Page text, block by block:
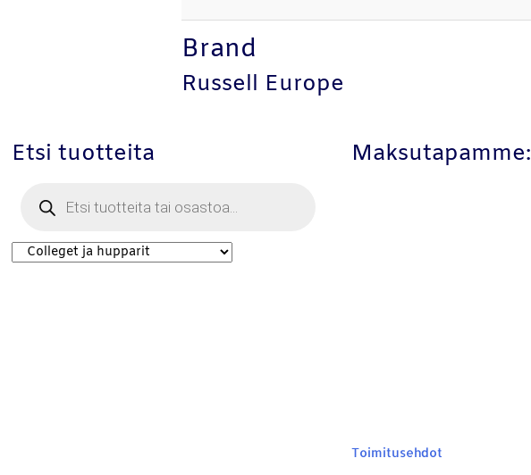
Brand
Russell Europe
Etsi tuotteita
search
Maksutapamme:
Toimitusehdot